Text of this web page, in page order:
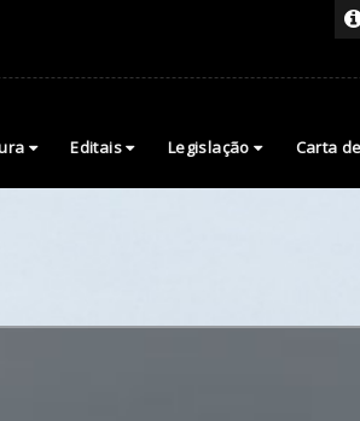
Editais Legislação Carta